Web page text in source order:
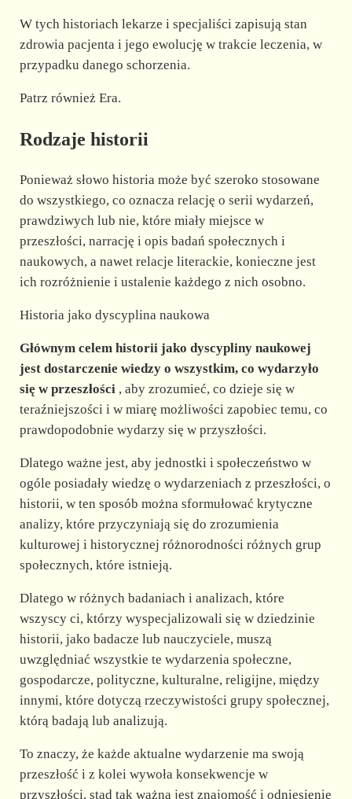
W tych historiach lekarze i specjaliści zapisują stan
zdrowia pacjenta i jego ewolucję w trakcie leczenia, w
przypadku danego schorzenia.
Patrz również Era.
Rodzaje historii
Ponieważ słowo historia może być szeroko stosowane
do wszystkiego, co oznacza relację o serii wydarzeń,
prawdziwych lub nie, które miały miejsce w
przeszłości, narrację i opis badań społecznych i
naukowych, a nawet relacje literackie, konieczne jest
ich rozróżnienie i ustalenie każdego z nich osobno.
Historia jako dyscyplina naukowa
Głównym celem historii jako dyscypliny naukowej
jest dostarczenie wiedzy o wszystkim, co wydarzyło
się w przeszłości , aby zrozumieć, co dzieje się w
teraźniejszości i w miarę możliwości zapobiec temu, co
prawdopodobnie wydarzy się w przyszłości.
Dlatego ważne jest, aby jednostki i społeczeństwo w
ogóle posiadały wiedzę o wydarzeniach z przeszłości, o
historii, w ten sposób można sformułować krytyczne
analizy, które przyczyniają się do zrozumienia
kulturowej i historycznej różnorodności różnych grup
społecznych, które istnieją.
Dlatego w różnych badaniach i analizach, które
wszyscy ci, którzy wyspecjalizowali się w dziedzinie
historii, jako badacze lub nauczyciele, muszą
uwzględniać wszystkie te wydarzenia społeczne,
gospodarcze, polityczne, kulturalne, religijne, między
innymi, które dotyczą rzeczywistości grupy społecznej,
którą badają lub analizują.
To znaczy, że każde aktualne wydarzenie ma swoją
przeszłość i z kolei wywoła konsekwencje w
przyszłości, stąd tak ważna jest znajomość i odniesienie